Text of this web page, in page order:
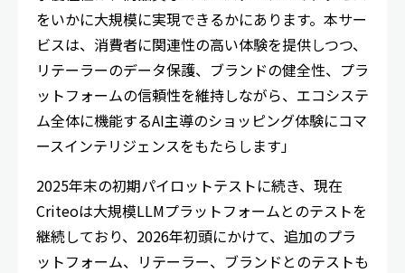
をいかに大規模に実現できるかにあります。本サー
ビスは、消費者に関連性の高い体験を提供しつつ、
リテーラーのデータ保護、ブランドの健全性、プラ
ットフォームの信頼性を維持しながら、エコシステ
ム全体に機能するAI主導のショッピング体験にコマ
ースインテリジェンスをもたらします」
2025年末の初期パイロットテストに続き、現在
Criteoは大規模LLMプラットフォームとのテストを
継続しており、2026年初頭にかけて、追加のプラ
ットフォーム、リテーラー、ブランドとのテストも